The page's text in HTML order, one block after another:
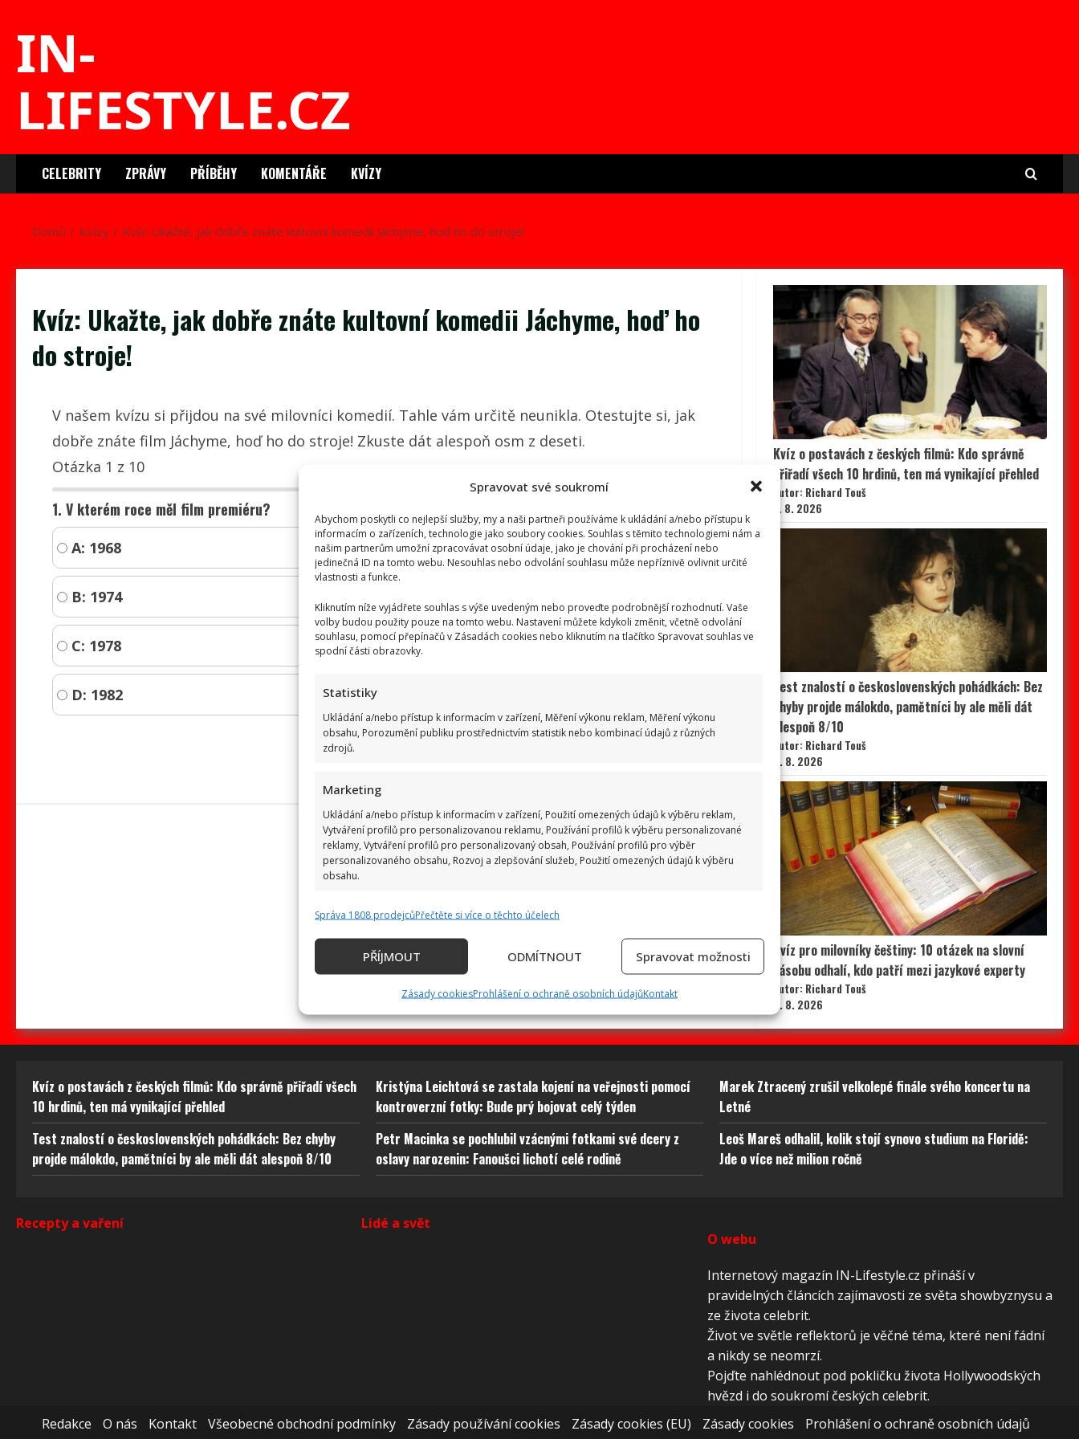
Spravovat své soukromí
Abychom poskytli co nejlepší služby, my a naši partneři používáme k ukládání a/nebo přístupu k
informacím o zařízeních, technologie jako soubory cookies. Souhlas s těmito technologiemi nám a
našim partnerům umožní zpracovávat osobní údaje, jako je chování při procházení nebo
jedinečná ID na tomto webu. Nesouhlas nebo odvolání souhlasu může nepříznivě ovlivnit určité
vlastnosti a funkce.
Kliknutím níže vyjádřete souhlas s výše uvedeným nebo proveďte podrobnější rozhodnutí. Vaše
volby budou použity pouze na tomto webu. Nastavení můžete kdykoli změnit, včetně odvolání
souhlasu, pomocí přepínačů v Zásadách cookies nebo kliknutím na tlačítko Spravovat souhlas ve
spodní části obrazovky.
Statistiky
Ukládání a/nebo přístup k informacím v zařízení, Měření výkonu reklam, Měření výkonu
obsahu, Porozumění publiku prostřednictvím statistik nebo kombinací údajů z různých
zdrojů.
Marketing
Ukládání a/nebo přístup k informacím v zařízení, Použití omezených údajů k výběru reklam,
Vytváření profilů pro personalizovanou reklamu, Používání profilů k výběru personalizované
reklamy, Vytváření profilů pro personalizovaný obsah, Používání profilů pro výběr
personalizovaného obsahu, Rozvoj a zlepšování služeb, Použití omezených údajů k výběru
obsahu.
Funkce
Přiřazování a kombinování údajů z jiných zdrojů údajů, Propojení různých
zařízení, Identifikace zařízení na základě automaticky přenášených informací.
Používání přesných údajů o zeměpisné poloze, Identifikace zařízení na
základě aktivně požadovaných informací.
odstraňování chyb, Poskytování a zobrazování reklamy a
obsahu, Ukládání a sdělování voleb ochrany osobních údajů.
Vždy aktivní
Správa 1808 prodejcůPřečtěte si více o těchto účelech
PŘÍJMOUT ODMÍTNOUT Spravovat možnosti
Zásady cookiesProhlášení o ochraně osobních údajůKontakt
IN-
LIFESTYLE.CZ
CELEBRITY ZPRÁVY PŘÍBĚHY KOMENTÁŘE KVÍZY
Domů Kvízy Kvíz: Ukažte, jak dobře znáte kultovní komedii Jáchyme, hoď ho do stroje!
Kvíz: Ukažte, jak dobře znáte kultovní komedii Jáchyme, hoď ho
do stroje!
V našem kvízu si přijdou na své milovníci komedií. Tahle vám určitě neunikla. Otestujte si, jak
dobře znáte film Jáchyme, hoď ho do stroje! Zkuste dát alespoň osm z deseti.
Otázka 1 z 10
1. V kterém roce měl film premiéru?
A: 1968
B: 1974
C: 1978
D: 1982
Kvíz o postavách z českých filmů: Kdo správně
přiřadí všech 10 hrdinů, ten má vynikající přehled
Autor: Richard Touš
7. 8. 2026
Test znalostí o československých pohádkách: Bez
chyby projde málokdo, pamětníci by ale měli dát
alespoň 8/10
Autor: Richard Touš
6. 8. 2026
Kvíz pro milovníky češtiny: 10 otázek na slovní
zásobu odhalí, kdo patří mezi jazykové experty
Autor: Richard Touš
6. 8. 2026
Kvíz o postavách z českých filmů: Kdo správně přiřadí všech
10 hrdinů, ten má vynikající přehled
Kristýna Leichtová se zastala kojení na veřejnosti pomocí
kontroverzní fotky: Bude prý bojovat celý týden
Marek Ztracený zrušil velkolepé finále svého koncertu na
Letné
Test znalostí o československých pohádkách: Bez chyby
projde málokdo, pamětníci by ale měli dát alespoň 8/10
Petr Macinka se pochlubil vzácnými fotkami své dcery z
oslavy narozenin: Fanoušci lichotí celé rodině
Leoš Mareš odhalil, kolik stojí synovo studium na Floridě:
Jde o více než milion ročně
Recepty a vaření
Lidé a svět
O webu
Internetový magazín IN-Lifestyle.cz přináší v
pravidelných článcích zajímavosti ze světa showbyznysu a
ze života celebrit.
Život ve světle reflektorů je věčné téma, které není fádní
a nikdy se neomrzí.
Pojďte nahlédnout pod pokličku života Hollywoodských
hvězd i do soukromí českých celebrit.
Redakce
O nás Kontakt Všeobecné obchodní podmínky Zásady používání cookies Zásady cookies (EU) Zásady cookies Prohlášení o ochraně osobních údajů